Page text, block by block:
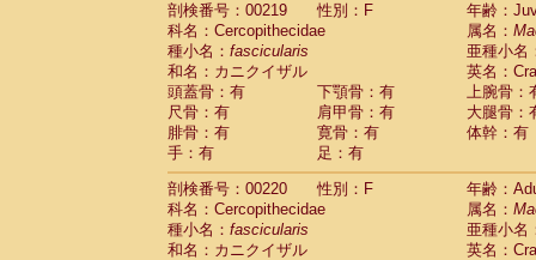
剖検番号：00219
性別：F
年齢：
科名：Cercopithecidae
属名：
種小名： fascicularis
亜種小名
和名：カニクイザル
英名：
頭蓋骨：有
下顎骨：有
上腕骨：
尺骨：有
肩甲骨：有
大腿骨：
腓骨：有
寛骨：有
体幹：有
手：有
足：有
剖検番号：00220
性別：F
年齢：
科名：Cercopithecidae
属名：
種小名： fascicularis
亜種小名
和名：カニクイザル
英名：